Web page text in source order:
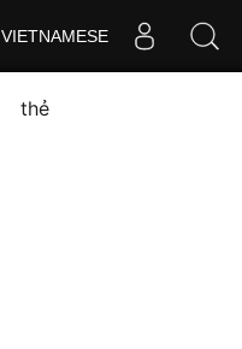
VIETNAMESE
thẻ